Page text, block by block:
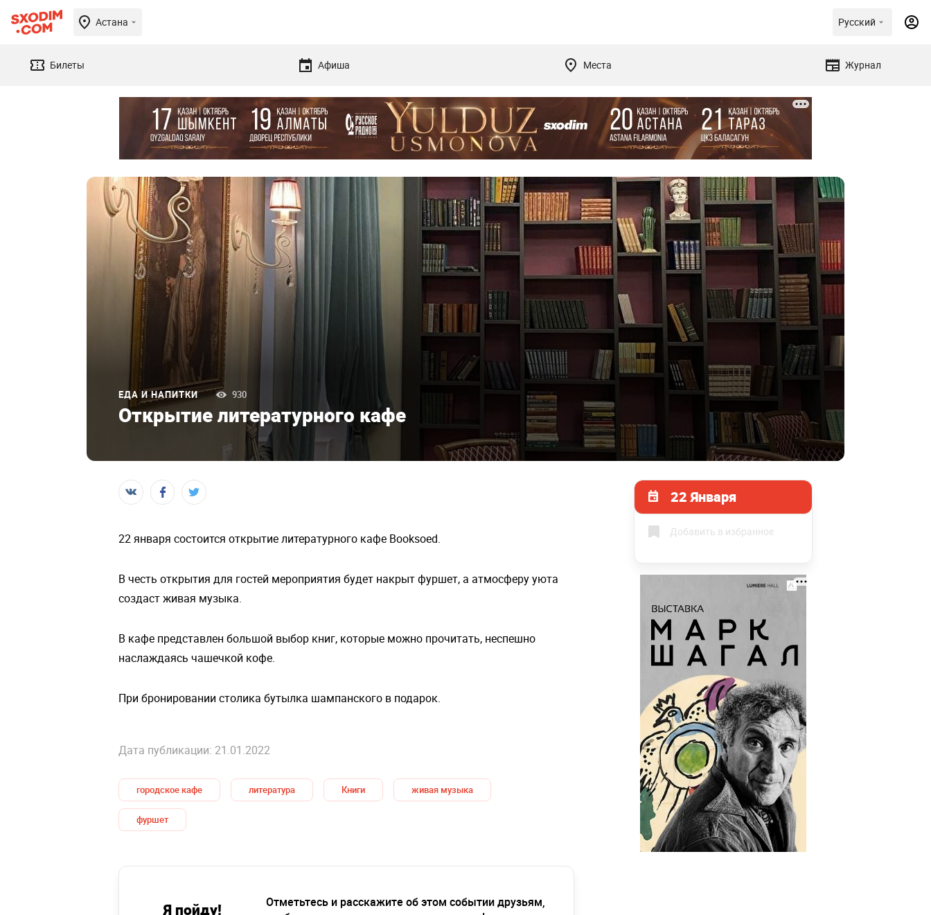
Астана Русский
Билеты Афиша Места Журнал
ЕДА И НАПИТКИ 930
Открытие литературного кафе
22 Января
Добавить в избранное
22 января состоится открытие литературного кафе Booksoed.
В честь открытия для гостей мероприятия будет накрыт фуршет, а атмосферу уюта
создаст живая музыка.
В кафе представлен большой выбор книг, которые можно прочитать, неспешно
наслаждаясь чашечкой кофе.
При бронировании столика бутылка шампанского в подарок.
Дата публикации: 21.01.2022
городское кафе литература Книги живая музыка
фуршет
Я пойду!
Отметьтесь и расскажите об этом событии друзьям,